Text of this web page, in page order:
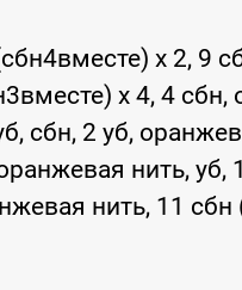
x 2, 9
x 4, 4
сбн, 2 уб,
нить, уб,
нить, 11 сбн